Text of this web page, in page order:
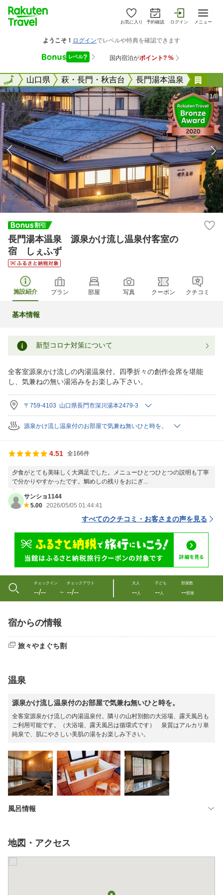
お気に入り 予約確認 ログイン メニュー
全国山口県 萩・長門・秋吉台 長門湯本温泉
全国
1/8
長門湯本温泉 源泉かけ流し温泉付客室の
宿 しぇふず
施設紹介 プラン 部屋 写真 クーポン クチコミ
基本情報
新型コロナ対策について
全客室源泉かけ流しの内湯温泉付。四季折々の創作会席を堪能
し、気兼ねの無い湯浴みをお楽しみ下さい。
〒759-4103 山口県長門市深川湯本2479-3
源泉かけ流し温泉付のお部屋で気兼ね無いひと時を。
4.51 全166件
夕食がとても美味しく大満足でした。メニューひとつひとつの説明も丁寧
で分かりやすかったです。鯛めしの残りをおにぎ...
サンショ1144
5.00 2026/05/05 01:44:41
すべてのクチコミ・お客さまの声を見る
チェックイン
--/-- 〜
チェックアウト
--/--
大人
--人
子ども
--人
部屋数
--部屋
宿からの情報
旅々やまぐち割
温泉
源泉かけ流し温泉付のお部屋で気兼ね無いひと時を。
全客室源泉かけ流しの内湯温泉付。隣りの山村別館の大浴場、露天風呂も
ご利用可能です。（大浴場、露天風呂は循環式です） 泉質はアルカリ単
純泉で、肌にやさしい美肌の湯をお楽しみ下さい。
風呂情報
地図・アクセス